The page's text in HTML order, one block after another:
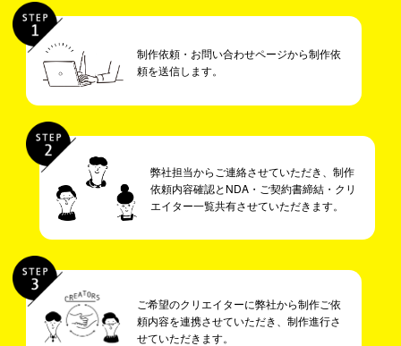
制作依頼・お問い合わせページから制作依
頼を送信します。
弊社担当からご連絡させていただき、制作
依頼内容確認とNDA・ご契約書締結・クリ
エイター一覧共有させていただきます。
ご希望のクリエイターに弊社から制作ご依
頼内容を連携させていただき、制作進行さ
せていただきます。